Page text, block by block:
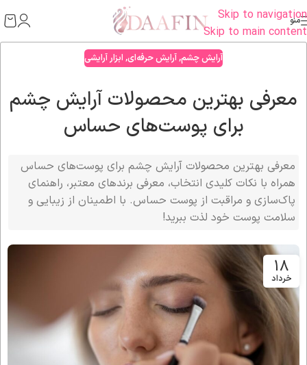
Skip to navigation
Skip to main content
منو
آرایش چشم,آرایش حرفه‌ای, ابزار آرایشی
معرفی بهترین محصولات آرایش چشم
برای پوست‌های حساس
معرفی بهترین محصولات آرایش چشم برای پوست‌های حساس
همراه با نکات کلیدی انتخاب، معرفی برندهای معتبر، راهنمای
پاک‌سازی و مراقبت از پوست حساس. با اطمینان از زیبایی و
سلامت پوست خود لذت ببرید!
18
خرداد